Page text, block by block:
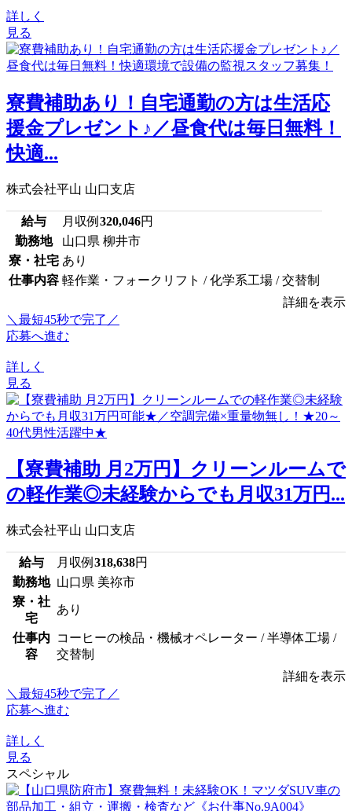
詳しく
見る
寮費補助あり！自宅通勤の方は生活応
援金プレゼント♪／昼食代は毎日無料！
快適...
株式会社平山 山口支店
給与 月収例 320,046円
勤務地
山口県 柳井市
寮・社宅 あり
仕事内容 軽作業・フォークリフト / 化学系工場 / 交替制
詳細を表示
＼最短45秒で完了／
応募へ進む
詳しく
見る
【寮費補助 月2万円】クリーンルームで
の軽作業◎未経験からでも月収31万円...
株式会社平山 山口支店
給与 月収例 318,638円
勤務地 山口県 美祢市
寮・社
宅
あり
仕事内
容
コーヒーの検品・機械オペレーター / 半導体工場 /
交替制
詳細を表示
＼最短45秒で完了／
応募へ進む
詳しく
見る
スペシャル